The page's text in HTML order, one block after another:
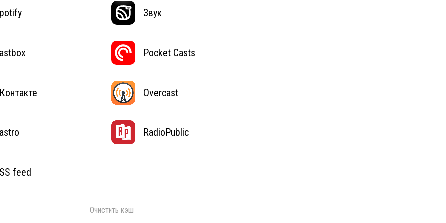
Звук
Pocket Casts
Overcast
RadioPublic
feed
Очистить кэш